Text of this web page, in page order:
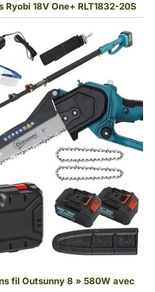
18V One+ RLT1832-20S
fil Outsunny 8 » 580W avec